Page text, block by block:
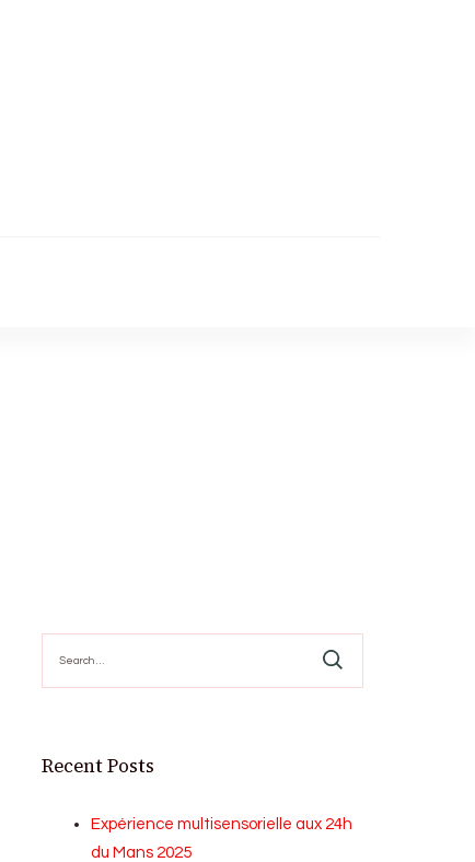
for:
Recent Posts
Expérience multisensorielle aux 24h
du Mans 2025